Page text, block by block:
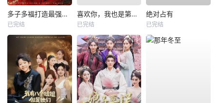
多子多福打造最强修仙家族
已完结
喜欢你，我也是第一部
已完结
绝对占有
已完结